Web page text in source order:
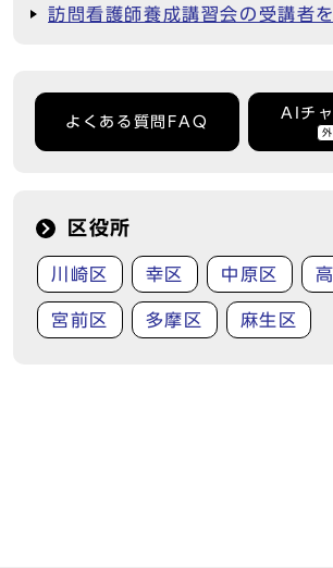
訪問看護師養成講習会の受講者
よくある質問FAQ
AIチ
区役所
川崎区 幸区 中原区
宮前区 多摩区 麻生区